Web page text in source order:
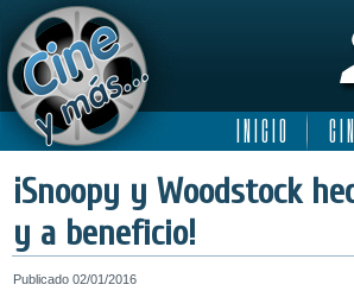
I N I C I O C I
¡Snoopy y Woodstock
y a beneficio!
Publicado 02/01/2016